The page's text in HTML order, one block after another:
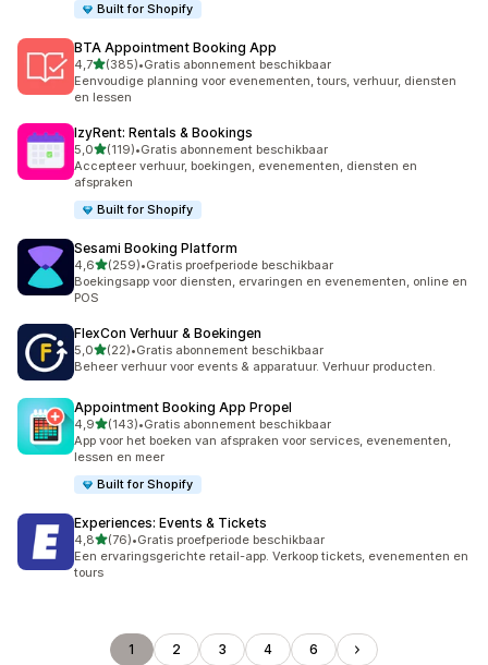
Built for Shopify
BTA Appointment Booking App
4,7van 5 sterren
(385)
385 recensies in totaal
•Gratis abonnement beschikbaar
Eenvoudige planning voor evenementen, tours, verhuur, diensten
en lessen
IzyRent: Rentals & Bookings
5,0van 5 sterren
(119)
119 recensies in totaal
•Gratis abonnement beschikbaar
Accepteer verhuur, boekingen, evenementen, diensten en
afspraken
Built for Shopify
Sesami Booking Platform
4,6van 5 sterren
(259)
259 recensies in totaal
•Gratis proefperiode beschikbaar
Boekingsapp voor diensten, ervaringen en evenementen, online en
POS
FlexCon Verhuur & Boekingen
5,0van 5 sterren
(22)
22 recensies in totaal
•Gratis abonnement beschikbaar
Beheer verhuur voor events & apparatuur. Verhuur producten.
Appointment Booking App Propel
4,9van 5 sterren
(143)
143 recensies in totaal
•Gratis abonnement beschikbaar
App voor het boeken van afspraken voor services, evenementen,
lessen en meer
Built for Shopify
Experiences: Events & Tickets
4,8van 5 sterren
(76)
76 recensies in totaal
•Gratis proefperiode beschikbaar
Een ervaringsgerichte retail-app. Verkoop tickets, evenementen en
tours
1 2 3 4 6